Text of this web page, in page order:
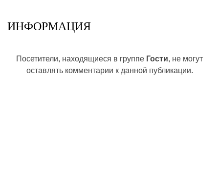
ИНФОРМАЦИЯ
Посетители, находящиеся в группе Гости, не могут
оставлять комментарии к данной публикации.